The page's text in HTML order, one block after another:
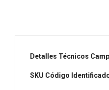
Detalles Técnicos
SKU Código